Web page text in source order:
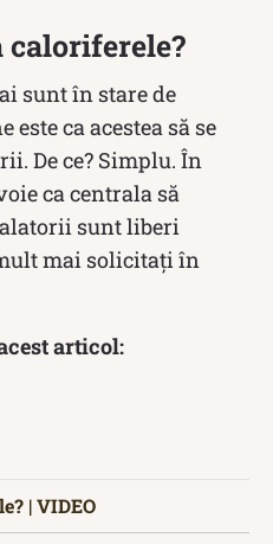
caloriferele?
sunt în stare de
ca acestea să se
De ce? Simplu. În
ca centrala să
sunt liberi
mai solicitați în
articol:
| VIDEO